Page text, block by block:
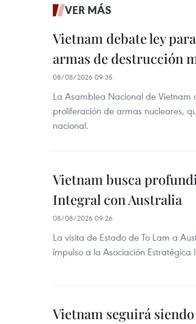
VER MÁS
Vietnam debate ley
armas de destrucción
08/08/2026 09:35
La Asamblea Nacional de
proliferación de armas nucleares,
nacional.
Vietnam busca
Integral con Australia
08/08/2026 09:26
La visita de Estado de To Lam a
impulso a la Asociación
Vietnam seguirá